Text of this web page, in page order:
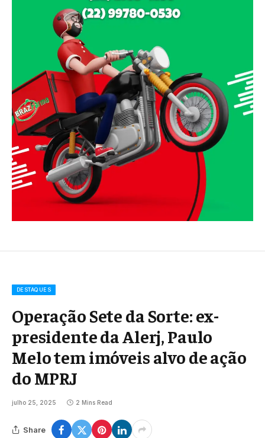
DESTAQUES
Operação Sete da Sorte: ex-
presidente da Alerj, Paulo
Melo tem imóveis alvo de ação
do MPRJ
julho 25, 2025 2 Mins Read
Share